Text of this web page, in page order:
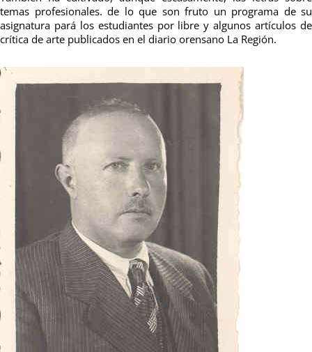
temas profesionales. de lo que son fruto un programa de su
asignatura pará los estudiantes por libre y algunos artículos de
crítica de arte publicados en el diario orensano La Región.